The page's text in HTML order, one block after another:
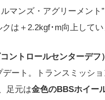
マンズ・アグリーメント
は＋2.2kgf･m向上してい
ントロールセンターデフ）
ート。トランスミッショ
足元は金色のBBSホイー